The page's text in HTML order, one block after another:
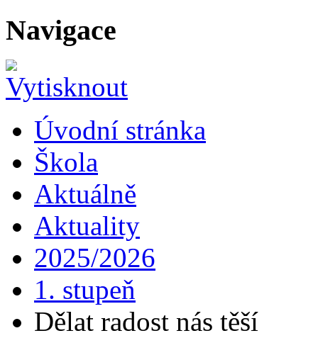
Navigace
Úvodní stránka
Škola
Aktuálně
Aktuality
2025/2026
1. stupeň
Dělat radost nás těší